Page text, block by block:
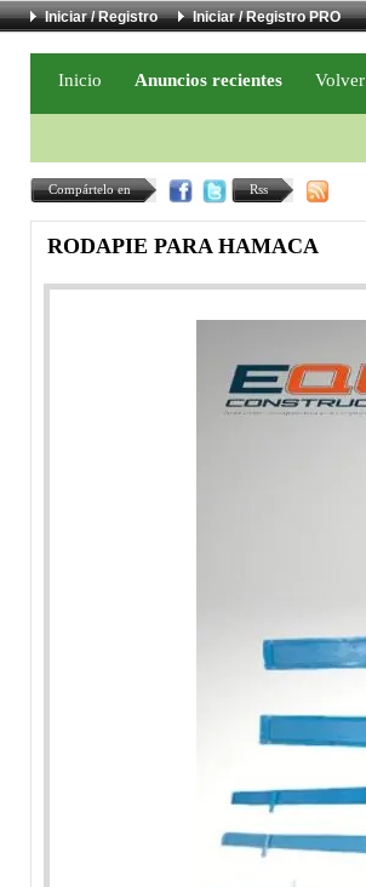
Iniciar / Registro Iniciar / Registro PRO
Inicio Anuncios recientes Volver
Compártelo en Rss
RODAPIE PARA HAMACA